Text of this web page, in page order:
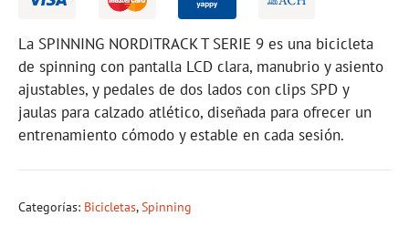
La SPINNING NORDITRACK T SERIE 9 es una bicicleta
de spinning con pantalla LCD clara, manubrio y asiento
ajustables, y pedales de dos lados con clips SPD y
jaulas para calzado atlético, diseñada para ofrecer un
entrenamiento cómodo y estable en cada sesión.
Categorías: Bicicletas,Spinning